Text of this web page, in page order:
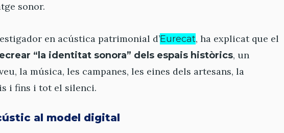
sonor.
en acústica patrimonial d’Eurecat, ha explicat que el
“la identitat sonora” dels espais històrics, un
la música, les campanes, les eines dels artesans, la
i fins i tot el silenci.
al model digital